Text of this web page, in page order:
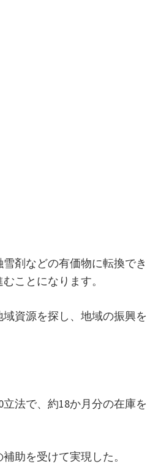
剤などの有価物に転換でき
ことになります。
資源を探し、地域の振興を
法で、約18か月分の在庫を
助を受けて実現した。